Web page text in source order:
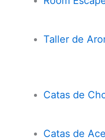
Taller de
Catas de
Catas de